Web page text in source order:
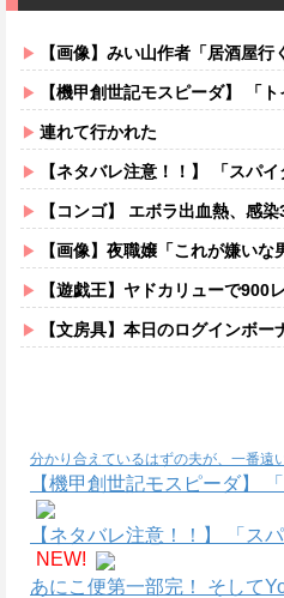
【画像】みい山作者「居酒屋行く奴は
【機甲創世記モスピーダ】 「
連れて行かれた
【ネタバレ注意！！】 「スパイダーマ
【コンゴ】 エボラ出血熱、感
【画像】夜職嬢「これが嫌いな
【遊戯王】ヤドカリューで900
【文房具】本日のログインボー
分かり合えているはずの夫が、一番遠
【機甲創世記モスピーダ】
【ネタバレ注意！！】 「ス
NEW!
あにこ便第一部完！ そして